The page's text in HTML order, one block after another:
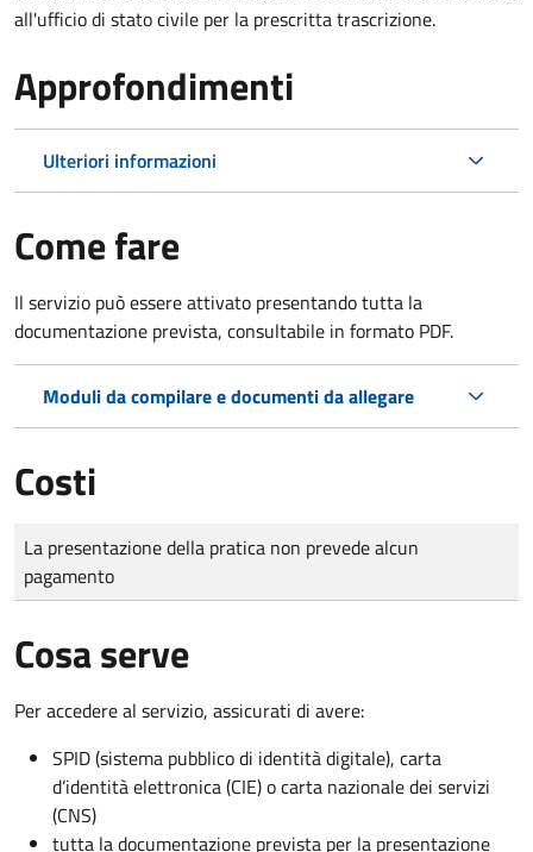
all'ufficio di stato civile per la prescritta trascrizione.
Approfondimenti
Ulteriori informazioni
Come fare
Il servizio può essere attivato presentando tutta la
documentazione prevista, consultabile in formato PDF.
Moduli da compilare e documenti da allegare
Costi
Tipo di pagamento
Importo
La presentazione della pratica non prevede alcun
pagamento
Cosa serve
Per accedere al servizio, assicurati di avere:
SPID (sistema pubblico di identità digitale), carta
d’identità elettronica (CIE) o carta nazionale dei servizi
(CNS)
tutta la documentazione prevista per la presentazione